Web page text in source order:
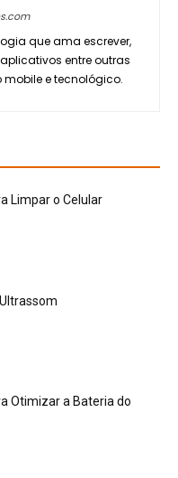
que ama escrever,
entre outras
e tecnológico.
Limpar o Celular
Otimizar a Bateria do